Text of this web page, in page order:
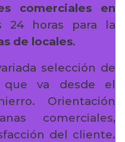
comerciales en
24 horas para la
de locales.
selección de
que va desde el
Orientación
comerciales,
del cliente.